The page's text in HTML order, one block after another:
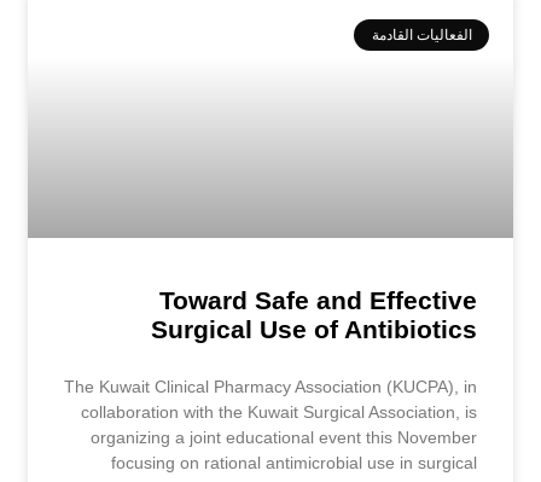
الفعاليات القادمة
Toward Safe and Effective
Surgical Use of Antibiotics
The Kuwait Clinical Pharmacy Association (KUCPA), in
collaboration with the Kuwait Surgical Association, is
organizing a joint educational event this November
focusing on rational antimicrobial use in surgical